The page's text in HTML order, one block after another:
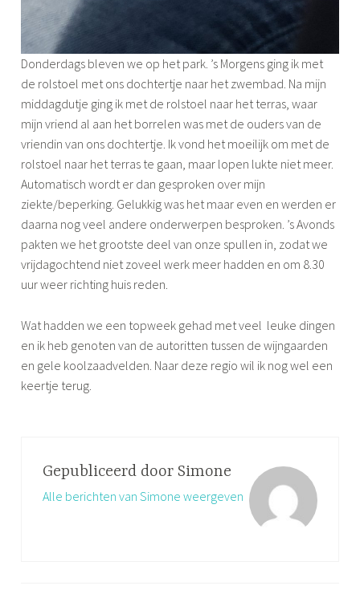
Donderdags bleven we op het park. ’s Morgens ging ik met
de rolstoel met ons dochtertje naar het zwembad. Na mijn
middagdutje ging ik met de rolstoel naar het terras, waar
mijn vriend al aan het borrelen was met de ouders van de
vriendin van ons dochtertje. Ik vond het moeilijk om met de
rolstoel naar het terras te gaan, maar lopen lukte niet meer.
Automatisch wordt er dan gesproken over mijn
ziekte/beperking. Gelukkig was het maar even en werden er
daarna nog veel andere onderwerpen besproken. ’s Avonds
pakten we het grootste deel van onze spullen in, zodat we
vrijdagochtend niet zoveel werk meer hadden en om 8.30
uur weer richting huis reden.
Wat hadden we een topweek gehad met veel leuke dingen
en ik heb genoten van de autoritten tussen de wijngaarden
en gele koolzaadvelden. Naar deze regio wil ik nog wel een
keertje terug.
Gepubliceerd door Simone
Alle berichten van Simone weergeven